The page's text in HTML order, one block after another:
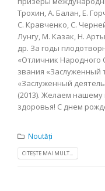
Трохин, А. Балан, Е.
С. Кравченко, С.
Лунгу, М. Казак, Н.
др. За годы
«Отличник Народного
звания «Заслуженный
«Заслуженный
(2013). Желаем нашему
здоровья! С днем
Noutăți
CITEȘTE MAI MULT...